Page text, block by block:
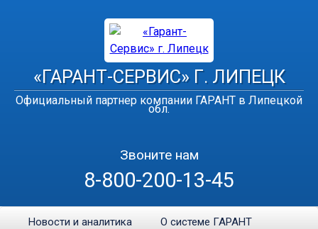
«ГАРАНТ-СЕРВИС» Г. ЛИПЕЦК
Официальный партнер компании ГАРАНТ в Липецкой
обл.
Звоните нам
8-800-200-13-45
Новости и аналитика О системе ГАРАНТ